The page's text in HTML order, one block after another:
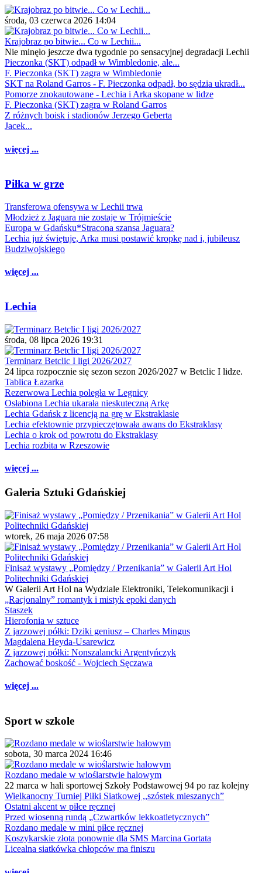
środa, 03 czerwca 2026 14:04
Krajobraz po bitwie... Co w Lechii...
Nie minęło jeszcze dwa tygodnie po sensacyjnej degradacji Lechii
Pieczonka (SKT) odpadł w Wimbledonie, ale...
F. Pieczonka (SKT) zagra w Wimbledonie
SKT na Roland Garros - F. Pieczonka odpadł, bo sędzia ukradł...
Pomorze znokautowane - Lechia i Arka skopane w lidze
F. Pieczonka (SKT) zagra w Roland Garros
Z różnych boisk i stadionów Jerzego Geberta
Jacek...
więcej ...
Piłka w grze
Transferowa ofensywa w Lechii trwa
Młodzież z Jaguara nie zostaje w Trójmieście
Europa w Gdańsku*Stracona szansa Jaguara?
Lechia już świętuje, Arka musi postawić kropkę nad i, jubileusz
Budziwojskiego
więcej ...
Lechia
środa, 08 lipca 2026 19:31
Terminarz Betclic I ligi 2026/2027
24 lipca rozpocznie się sezon sezon 2026/2027 w Betclic I lidze.
Tablica Łazarka
Rezerwowa Lechia poległa w Legnicy
Osłabiona Lechia ukarała nieskuteczną Arkę
Lechia Gdańsk z licencją na grę w Ekstraklasie
Lechia efektownie przypieczętowała awans do Ekstraklasy
Lechia o krok od powrotu do Ekstraklasy
Lechia rozbita w Rzeszowie
więcej ...
Galeria Sztuki Gdańskiej
wtorek, 26 maja 2026 07:58
Finisaż wystawy „Pomiędzy / Przenikania” w Galerii Art Hol
Politechniki Gdańskiej
W Galerii Art Hol na Wydziale Elektroniki, Telekomunikacji i
„Racjonalny” romantyk i mistyk epoki danych
Staszek
Hierofonia w sztuce
Z jazzowej półki: Dziki geniusz – Charles Mingus
Magdalena Heyda-Usarewicz
Z jazzowej półki: Nonszalancki Argentyńczyk
Zachować boskość - Wojciech Sęczawa
więcej ...
Sport w szkole
sobota, 30 marca 2024 16:46
Rozdano medale w wioślarstwie halowym
22 marca w hali sportowej Szkoły Podstawowej 94 po raz kolejny
Wielkanocny Turniej Piłki Siatkowej ,,szóstek mieszanych”
Ostatni akcent w piłce ręcznej
Przed wiosenną rundą „Czwartków lekkoatletycznych”
Rozdano medale w mini piłce ręcznej
Koszykarskie złota ponownie dla SMS Marcina Gortata
Licealna siatkówka chłopców ma finiszu